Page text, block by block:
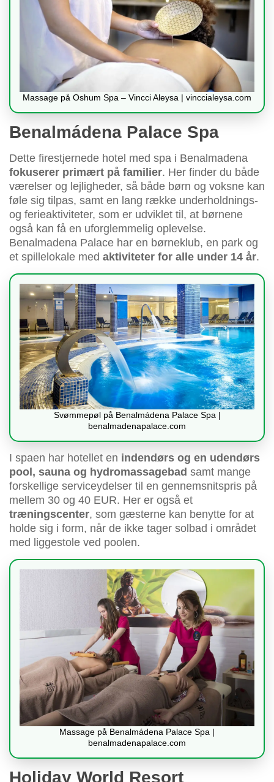
Massage på Oshum Spa – Vincci Aleysa | vinccialeysa.com
Benalmádena Palace Spa
Dette firestjernede hotel med spa i Benalmadena
fokuserer primært på familier. Her finder du både
værelser og lejligheder, så både børn og voksne kan
føle sig tilpas, samt en lang række underholdnings-
og ferieaktiviteter, som er udviklet til, at børnene
også kan få en uforglemmelig oplevelse.
Benalmadena Palace har en børneklub, en park og
et spillelokale med aktiviteter for alle under 14 år.
Svømmepøl på Benalmádena Palace Spa |
benalmadenapalace.com
I spaen har hotellet en indendørs og en udendørs
pool, sauna og hydromassagebad samt mange
forskellige serviceydelser til en gennemsnitspris på
mellem 30 og 40 EUR. Her er også et
træningscenter, som gæsterne kan benytte for at
holde sig i form, når de ikke tager solbad i området
med liggestole ved poolen.
Massage på Benalmádena Palace Spa |
benalmadenapalace.com
Holiday World Resort